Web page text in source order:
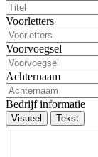
Voorletters
Voorvoegsel
Achternaam
Bedrijf informatie
Visueel Tekst